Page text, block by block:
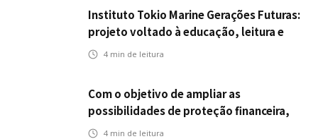
Instituto Tokio Marine Gerações Futuras:
projeto voltado à educação, leitura e
empregabilidade
4 min de leitura
Com o objetivo de ampliar as
possibilidades de proteção financeira,
Icatu Seguros eleva capital segurado
4 min de leitura